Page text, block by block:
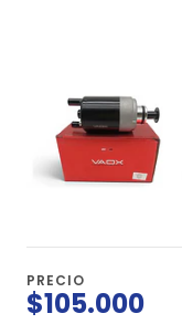
PRECIO
$105.000